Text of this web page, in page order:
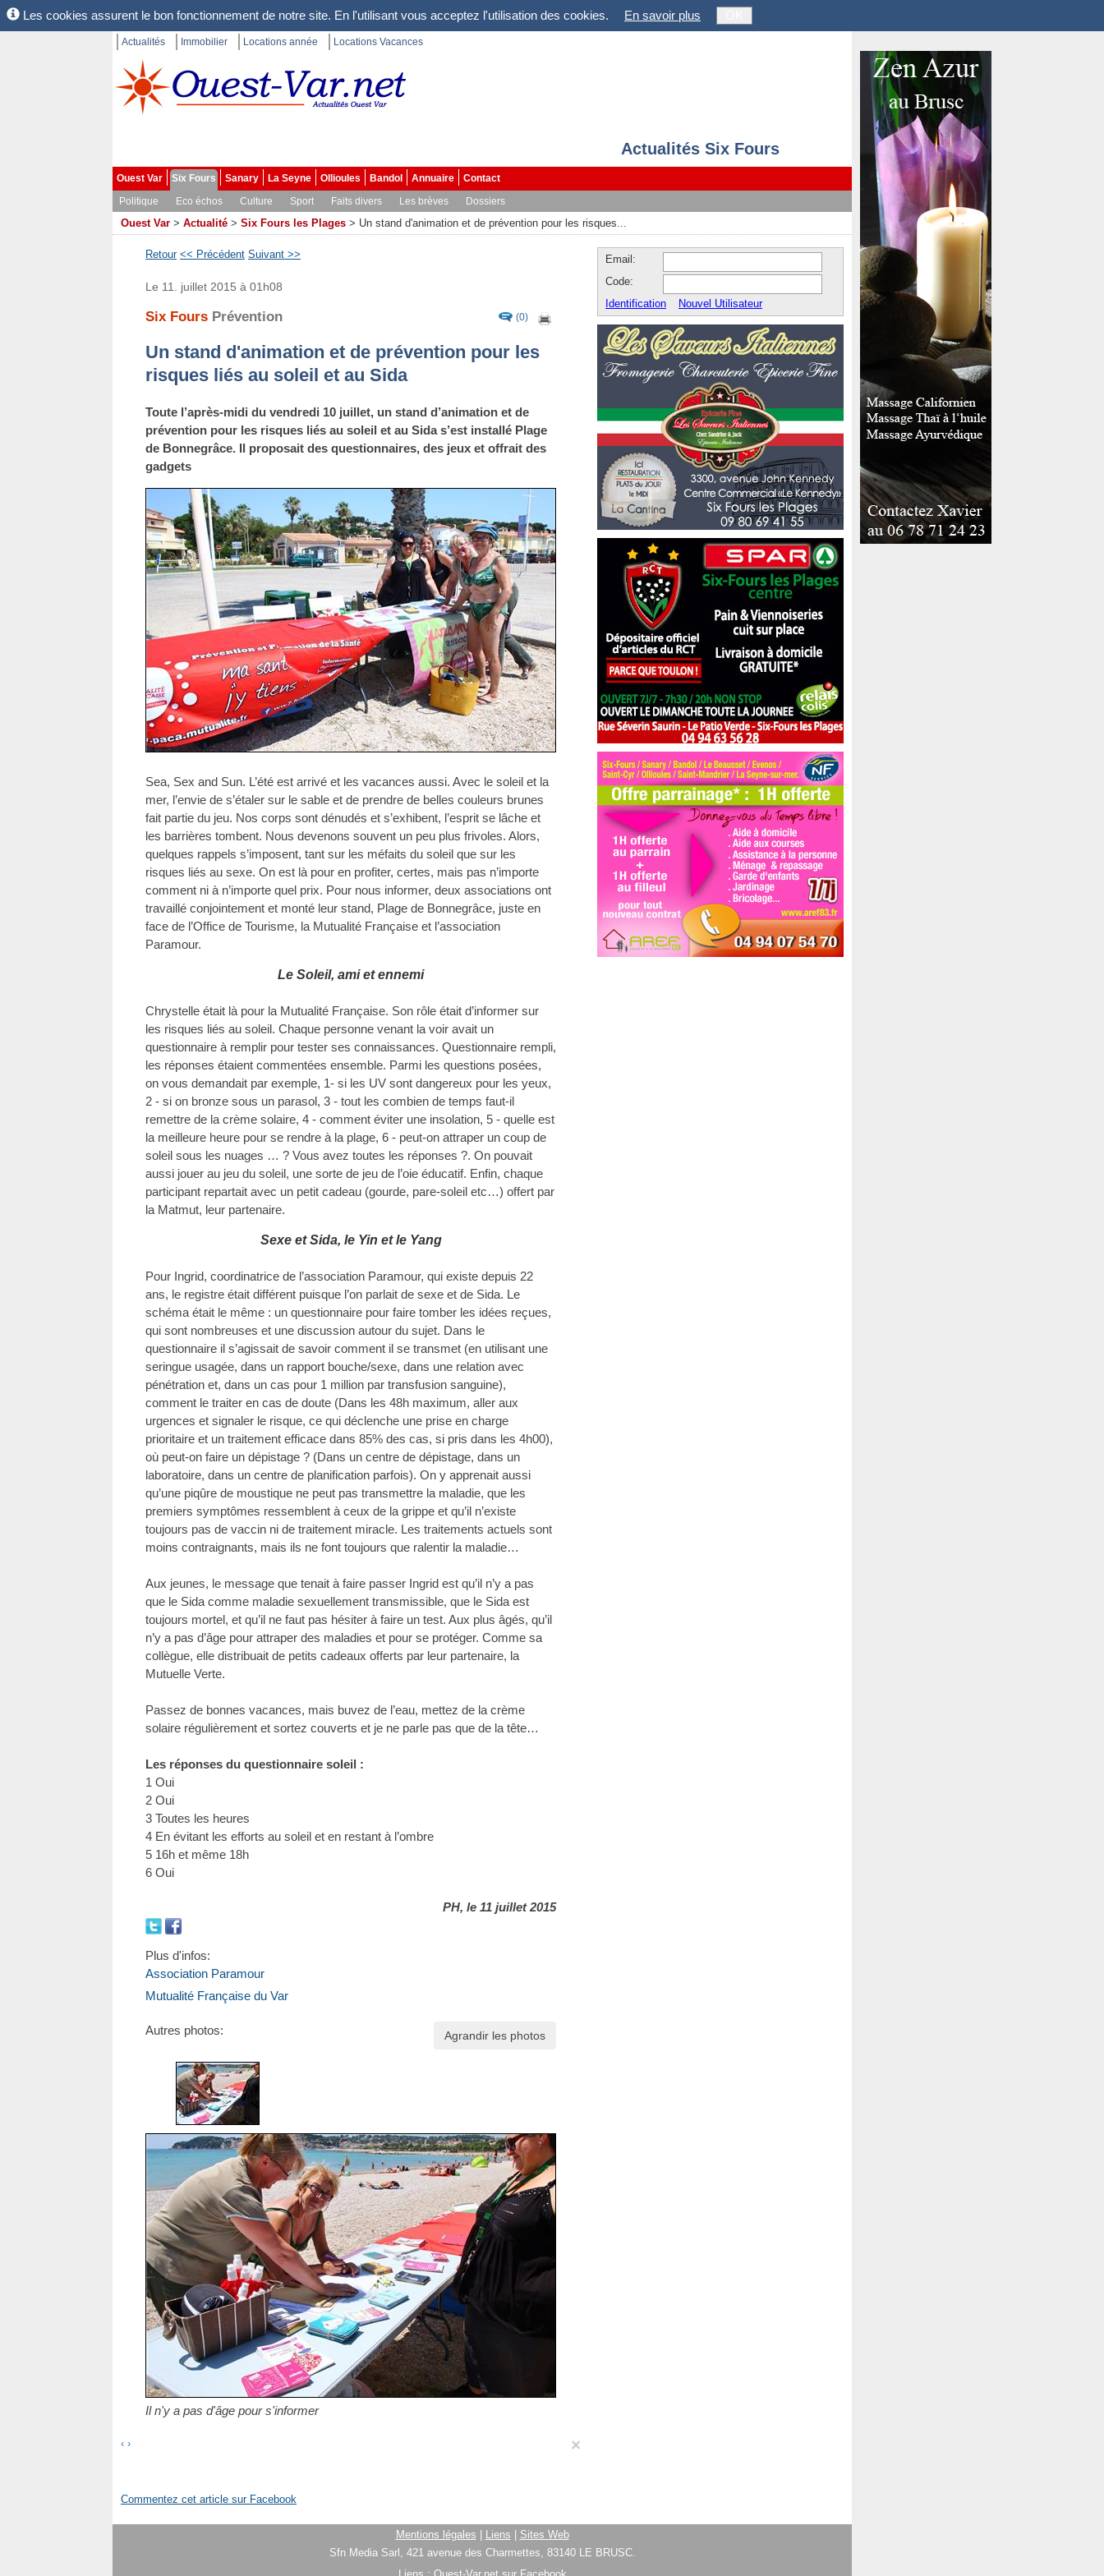
Les cookies assurent le bon fonctionnement de notre site. En l'utilisant vous acceptez l'utilisation des cookies. En savoir plus
Actualités Immobilier Locations année Locations Vacances
Actualités Six Fours
Ouest Var Six Fours Sanary La Seyne Ollioules Bandol Annuaire
Contact
Politique
Eco échos Culture Sport Faits divers Les brèves Dossiers
Ouest Var > Actualité > Six Fours les Plages > Un stand d'animation et de prévention pour les risques...
Retour << Précédent Suivant >>
(0)
Le 11. juillet 2015 à 01h08
Six Fours Prévention
Un stand d'animation et de prévention pour les
risques liés au soleil et au Sida
Toute l’après-midi du vendredi 10 juillet, un stand d’animation et de
prévention pour les risques liés au soleil et au Sida s’est installé Plage
de Bonnegrâce. Il proposait des questionnaires, des jeux et offrait des
gadgets
Sea, Sex and Sun. L’été est arrivé et les vacances aussi. Avec le soleil et la
mer, l’envie de s’étaler sur le sable et de prendre de belles couleurs brunes
fait partie du jeu. Nos corps sont dénudés et s’exhibent, l’esprit se lâche et
les barrières tombent. Nous devenons souvent un peu plus frivoles. Alors,
quelques rappels s’imposent, tant sur les méfaits du soleil que sur les
risques liés au sexe. On est là pour en profiter, certes, mais pas n’importe
comment ni à n’importe quel prix. Pour nous informer, deux associations ont
travaillé conjointement et monté leur stand, Plage de Bonnegrâce, juste en
face de l’Office de Tourisme, la Mutualité Française et l’association
Paramour.
Le Soleil, ami et ennemi
Chrystelle était là pour la Mutualité Française. Son rôle était d’informer sur
les risques liés au soleil. Chaque personne venant la voir avait un
questionnaire à remplir pour tester ses connaissances. Questionnaire rempli,
les réponses étaient commentées ensemble. Parmi les questions posées,
on vous demandait par exemple, 1- si les UV sont dangereux pour les yeux,
2 - si on bronze sous un parasol, 3 - tout les combien de temps faut-il
remettre de la crème solaire, 4 - comment éviter une insolation, 5 - quelle est
la meilleure heure pour se rendre à la plage, 6 - peut-on attraper un coup de
soleil sous les nuages … ? Vous avez toutes les réponses ?. On pouvait
aussi jouer au jeu du soleil, une sorte de jeu de l’oie éducatif. Enfin, chaque
participant repartait avec un petit cadeau (gourde, pare-soleil etc…) offert par
la Matmut, leur partenaire.
Sexe et Sida, le Yin et le Yang
Pour Ingrid, coordinatrice de l’association Paramour, qui existe depuis 22
ans, le registre était différent puisque l’on parlait de sexe et de Sida. Le
schéma était le même : un questionnaire pour faire tomber les idées reçues,
qui sont nombreuses et une discussion autour du sujet. Dans le
questionnaire il s’agissait de savoir comment il se transmet (en utilisant une
seringue usagée, dans un rapport bouche/sexe, dans une relation avec
pénétration et, dans un cas pour 1 million par transfusion sanguine),
comment le traiter en cas de doute (Dans les 48h maximum, aller aux
urgences et signaler le risque, ce qui déclenche une prise en charge
prioritaire et un traitement efficace dans 85% des cas, si pris dans les 4h00),
où peut-on faire un dépistage ? (Dans un centre de dépistage, dans un
laboratoire, dans un centre de planification parfois). On y apprenait aussi
qu’une piqûre de moustique ne peut pas transmettre la maladie, que les
premiers symptômes ressemblent à ceux de la grippe et qu’il n’existe
toujours pas de vaccin ni de traitement miracle. Les traitements actuels sont
moins contraignants, mais ils ne font toujours que ralentir la maladie…
Aux jeunes, le message que tenait à faire passer Ingrid est qu’il n’y a pas
que le Sida comme maladie sexuellement transmissible, que le Sida est
toujours mortel, et qu’il ne faut pas hésiter à faire un test. Aux plus âgés, qu’il
n’y a pas d’âge pour attraper des maladies et pour se protéger. Comme sa
collègue, elle distribuait de petits cadeaux offerts par leur partenaire, la
Mutuelle Verte.
Passez de bonnes vacances, mais buvez de l’eau, mettez de la crème
solaire régulièrement et sortez couverts et je ne parle pas que de la tête…
Les réponses du questionnaire soleil :
1 Oui
2 Oui
3 Toutes les heures
4 En évitant les efforts au soleil et en restant à l’ombre
5 16h et même 18h
6 Oui
PH, le 11 juillet 2015
Plus d'infos:
Association Paramour
Mutualité Française du Var
Agrandir les photos
Autres photos:
Il n'y a pas d'âge pour s'informer
‹ › ×
Commentez cet article sur Facebook
Email:
Code:
Identification
Nouvel Utilisateur
Mentions légales Liens
Sites Web
Sfn Media Sarl, 421 avenue des Charmettes, 83140 LE BRUSC.